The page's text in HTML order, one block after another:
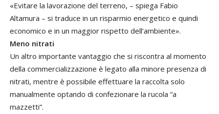
«Evitare la lavorazione del terreno, – spiega Fabio
Altamura – si traduce in un risparmio energetico e quindi
economico e in un maggior rispetto dell’ambiente».
Meno nitrati
Un altro importante vantaggio che si riscontra al momento
della commercializzazione è legato alla minore presenza di
nitrati, mentre è possibile effettuare la raccolta solo
manualmente optando di confezionare la rucola “a
mazzetti”.